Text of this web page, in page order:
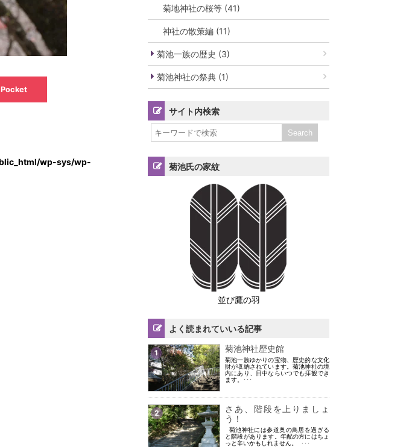
Pocket
wp-sys/wp-
菊地神社の桜等 (41)
神社の散策編 (11)
菊池一族の歴史 (3)
菊池神社の祭典 (1)
サイト内検索
菊池氏の家紋
並び鷹の羽
よく読まれていいる記事
1 菊池神社歴史館
菊池一族ゆかりの宝物、歴史的な文化
財が収納されています。菊池神社の境
内にあり、日中ならいつでも拝観でき
ます。･･･
2
さあ、階段を上りましょ
う！
菊池神社には参道奥の鳥居を過ぎる
と階段があります。年配の方にはちょ
っと辛いかもしれません。 ･･･